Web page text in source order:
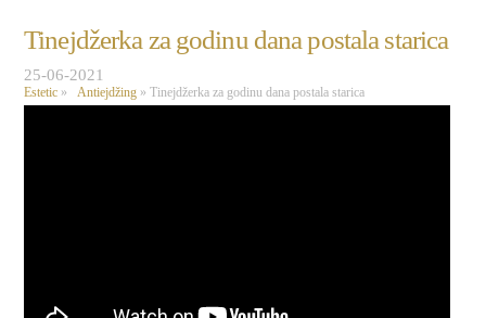
Tinejdžerka za godinu dana postala starica
25-06-2021
Estetic » Antiejdžing » Tinejdžerka za godinu dana postala starica